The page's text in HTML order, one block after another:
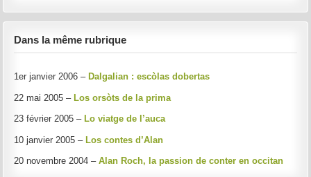
Dans la même rubrique
1er janvier 2006 – Dalgalian : escòlas dobertas
22 mai 2005 – Los orsòts de la prima
23 février 2005 – Lo viatge de l’auca
10 janvier 2005 –Los contes d’Alan
20 novembre 2004 –Alan Roch, la passion de conter en occitan